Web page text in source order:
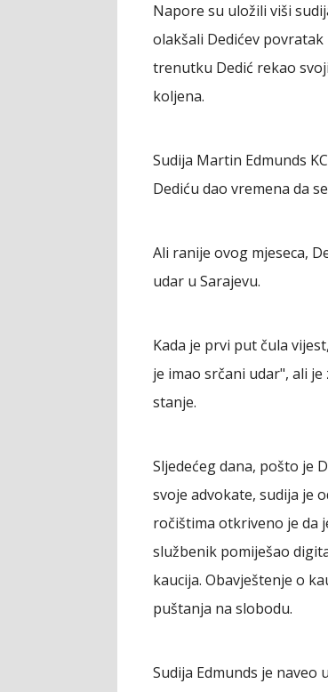
Napore su uložili viši
olakšali Dedićev
trenutku Dedić rekao
koljena.
Sudija Martin Edmunds
Dediću dao vremena da
Ali ranije ovog mjeseca,
udar u Sarajevu.
Kada je prvi put čula
je imao srčani udar", ali
stanje.
Sljedećeg dana, pošto je
svoje advokate, sudija je
ročištima otkriveno je da
službenik pomiješao
kaucija. Obavještenje o
puštanja na slobodu.
Sudija Edmunds je naveo